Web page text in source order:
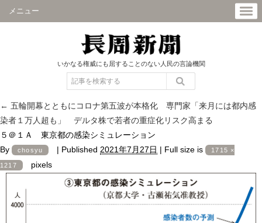
メニュー
いかなる権威にも屈することのない人民の言論機関
← 五輪開幕とともにコロナ第五波が本格化 専門家「来月には都内感
染者１万人超も」 デルタ株で若者の重症化リスク高まる
５＠１Ａ 東京都の感染シミュレーション
By
chosyu | Published 2021年7月27日 | Full size is 1715 ×
1217 pixels